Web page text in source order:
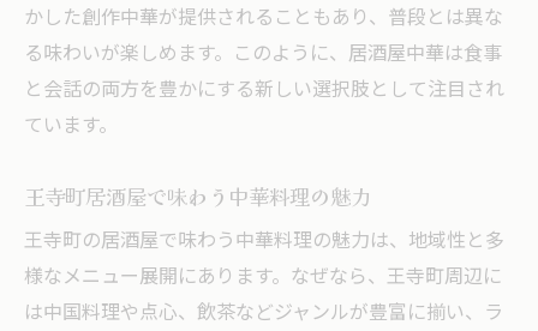
居酒屋選びで中華料理が人気の理由
迷った時は中華居酒屋に注目しよう
中華を楽しめる居酒屋の見極め方
中華が決め手の居酒屋選びのコツ
グループ利用に最適な中華居酒屋体験
グループで楽しむ居酒屋中華の魅力
中華居酒屋は宴会利用にも最適
かした創作中華が提供されることもあり、普段とは異な
る味わいが楽しめます。このように、居酒屋中華は食事
と会話の両方を豊かにする新しい選択肢として注目され
ています。
王寺町居酒屋で味わう中華料理の魅力
王寺町の居酒屋で味わう中華料理の魅力は、地域性と多
様なメニュー展開にあります。なぜなら、王寺町周辺に
は中国料理や点心、飲茶などジャンルが豊富に揃い、ラ